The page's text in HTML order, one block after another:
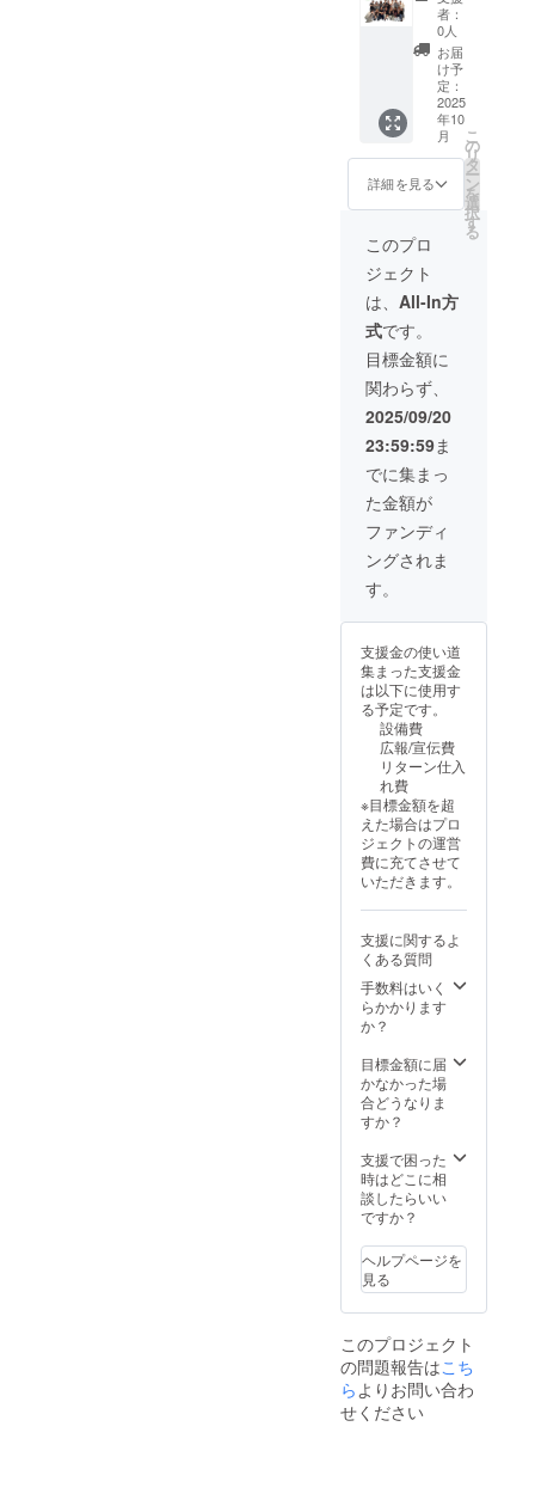
をメー
ルにて
お送り
しま
す。
メール
にURL
を記載
しま
す。
ント風
景まと
めた動
画】
（超超
応援）
感謝の
気持ち
を込め
て、お
礼の
メッ
セージ
とイベ
ント当
日をま
とめた
動画(最
大1分30
秒程度)
をメー
ルにて
お送り
しま
す。
メール
にURL
を記載
しま
す。
ターン
様）
者：
0人
お届
け予
定：
2025
年10
月
詳細を見る
こ
の
リ
タ
ー
ン
を
選
択
す
る
このプロ
ジェクト
は、 All-In方
式です。
目標金額に
関わらず、
2025/09/20
23:59:59ま
でに集まっ
た金額が
ファンディ
ングされま
す。
支援金の使い道
集まった支援金
は以下に使用す
る予定です。
設備費
広報/宣伝費
リターン仕入
れ費
※目標金額を超
えた場合はプロ
ジェクトの運営
費に充てさせて
いただきます。
支援に関するよ
くある質問
手数料はいく
らかかります
か？
目標金額に届
かなかった場
合どうなりま
すか？
支援で困った
時はどこに相
談したらいい
ですか？
ヘルプページを
見る
このプロジェクト
の問題報告はこち
ら よりお問い合わ
せください